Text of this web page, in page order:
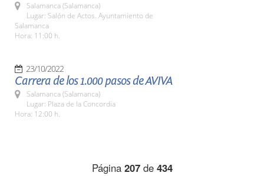
Salamanca (Salamanca)
Lugar: Salón de Actos. Ayuntamiento de
Salamanca
Hora: 11:00 h.
23/10/2022
Carrera de los 1.000 pasos de AVIVA
Salamanca (Salamanca)
Lugar: Plaza de la Concordia
Hora: 12:00 h.
Página 207de 434